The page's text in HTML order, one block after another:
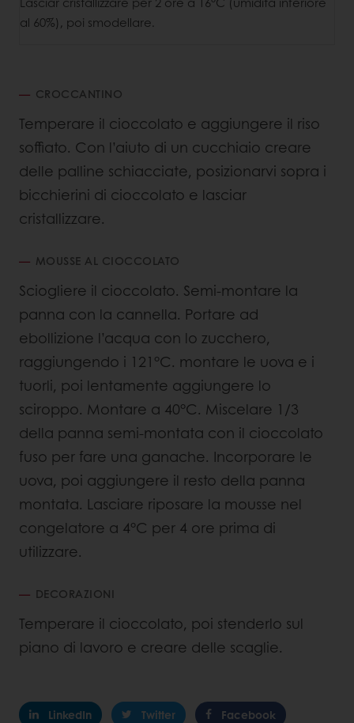
al 60%), poi smodellare.
CROCCANTINO
Temperare il cioccolato e aggiungere il riso
soffiato. Con l’aiuto di un cucchiaio creare
delle palline schiacciate, posizionarvi sopra i
bicchierini di cioccolato e lasciar
cristallizzare.
MOUSSE AL CIOCCOLATO
Sciogliere il cioccolato. Semi-montare la
panna con la cannella. Portare ad
ebollizione l’acqua con lo zucchero,
raggiungendo i 121°C. montare le uova e i
tuorli, poi lentamente aggiungere lo
sciroppo. Montare a 40°C. Miscelare 1/3
della panna semi-montata con il cioccolato
fuso per fare una ganache. Incorporare le
uova, poi aggiungere il resto della panna
montata. Lasciare riposare la mousse nel
congelatore a 4°C per 4 ore prima di
utilizzare.
DECORAZIONI
Temperare il cioccolato, poi stenderlo sul
piano di lavoro e creare delle scaglie.
LinkedIn Twitter Facebook